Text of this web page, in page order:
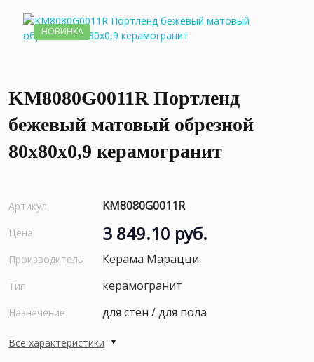
НОВИНКА
KM8080G0011R Портленд
бежевый матовый обрезной
80x80x0,9 керамогранит
Артикул KM8080G0011R
Цена 3 849.10 руб.
Производитель Керама Марацци
Тип керамогранит
Назначение для стен / для пола
Все характеристики